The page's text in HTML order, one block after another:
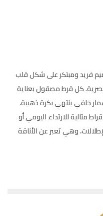
فريد ومبتكر على شكل قلب
كل قرط مصقول بعناية
خلفي ينتهي بكرة ذهبية،
مثالية للارتداء اليومي أو
وهي تعبر عن الأناقة